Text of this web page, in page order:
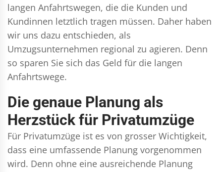
langen Anfahrtswegen, die die Kunden und
Kundinnen letztlich tragen müssen. Daher haben
wir uns dazu entschieden, als
Umzugsunternehmen regional zu agieren. Denn
so sparen Sie sich das Geld für die langen
Anfahrtswege.
Die genaue Planung als
Herzstück für Privatumzüge
Für Privatumzüge ist es von grosser Wichtigkeit,
dass eine umfassende Planung vorgenommen
wird. Denn ohne eine ausreichende Planung